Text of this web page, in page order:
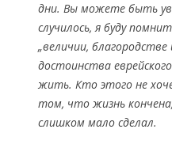
дни. Вы можете быть
случилось, я буду
„величии,
достоинства
жить. Кто этого не
том, что жизнь
слишком мало сделал.